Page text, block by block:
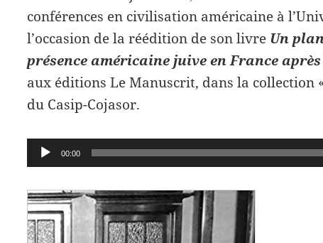
conférences en civilisation américaine à
l’occasion de la réédition de son livre Un
présence américaine juive en France après
aux éditions Le Manuscrit, dans la collection
du Casip-Cojasor.
Lecteur
audio
00:00